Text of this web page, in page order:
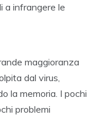
a infrangere le
maggioranza
dal virus,
la memoria. I pochi
problemi